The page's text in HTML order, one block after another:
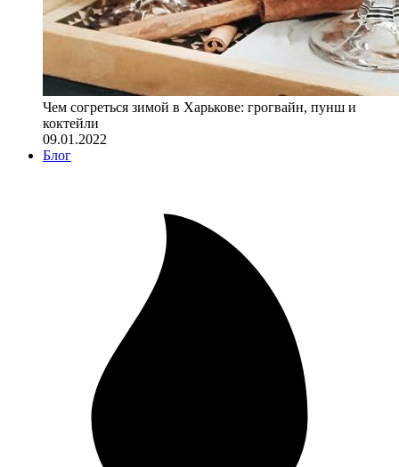
Чем согреться зимой в Харькове: грогвайн, пунш и
коктейли
09.01.2022
Блог